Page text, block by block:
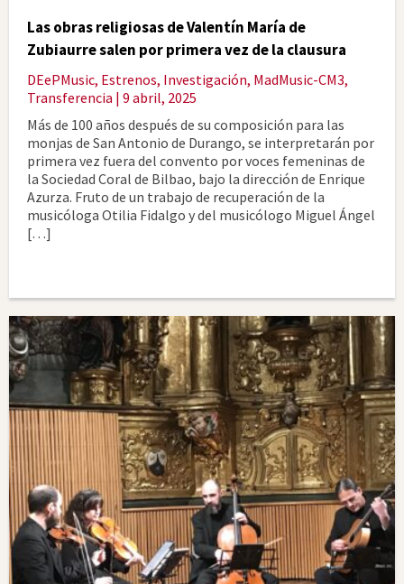
Las obras religiosas de Valentín María de
Zubiaurre salen por primera vez de la clausura
DEePMusic, Estrenos, Investigación, MadMusic-CM3,
Transferencia | 9 abril, 2025
Más de 100 años después de su composición para las
monjas de San Antonio de Durango, se interpretarán por
primera vez fuera del convento por voces femeninas de
la Sociedad Coral de Bilbao, bajo la dirección de Enrique
Azurza. Fruto de un trabajo de recuperación de la
musicóloga Otilia Fidalgo y del musicólogo Miguel Ángel
[…]